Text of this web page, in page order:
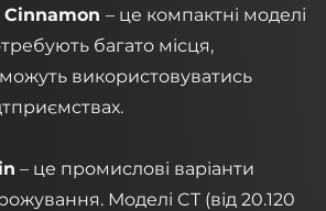
Cinnamon – це компактні моделі
багато місця,
використовуватись
– це промислові варіанти
Моделі CT (від 20.120